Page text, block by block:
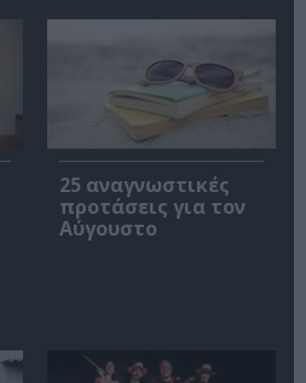
25 αναγνωστικές
προτάσεις για τον
Αύγουστο